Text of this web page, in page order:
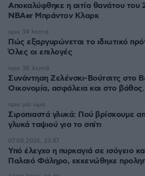
Αποκαλύφθηκε η αιτία θανάτου του
NBAer Μπράντον Κλαρκ
Πώς εξαργυρώνεται το ιδιωτικό
Όλες οι επιλογές
πριν 34 λεπτά
Συνάντηση Ζελένσκι-Βούτσιτς στο
Οικονομία, ασφάλεια και στο
πριν 38 λεπτά
Σιροπιαστά γλυκά: Πού βρίσκουμε
γλυκά ταψιού για το σπίτι
πριν μία ώρα
Υπό έλεγχο η πυρκαγιά σε ισόγειο
Παλαιό Φάληρο, εκκενώθηκε
07.08.2026, 23:47